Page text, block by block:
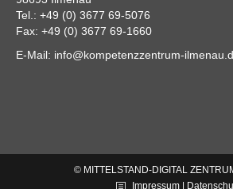
Tel.: +49 (0) 3677 69-5076
Fax: +49 (0) 3677 69-1660
E-Mail: info@kompetenzzentrum-
© MITTELSTAND-DIGITAL
Impressum |